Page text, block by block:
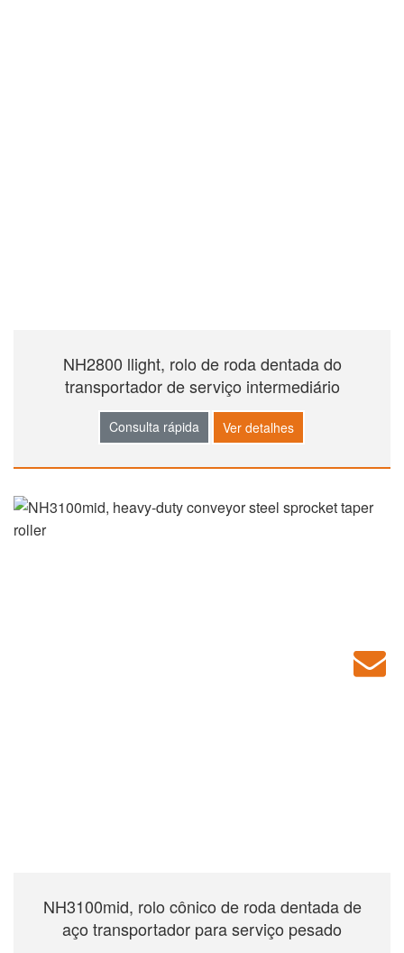
NH2800 llight, rolo de roda dentada do
transportador de serviço intermediário
Consulta rápida Ver detalhes
NH3100mid, rolo cônico de roda dentada de
aço transportador para serviço pesado